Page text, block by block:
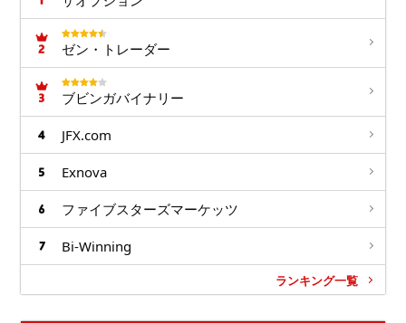
ゼン・トレーダー
ブビンガバイナリー
JFX.com
Exnova
ファイブスターズマーケッツ
Bi-Winning
ランキング一覧